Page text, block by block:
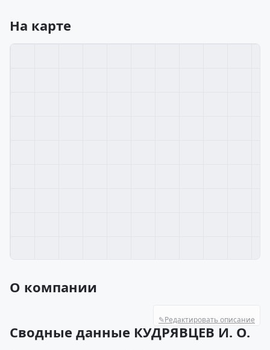
На карте
О компании
✎Редактировать описание
Сводные данные КУДРЯВЦЕВ И. О.